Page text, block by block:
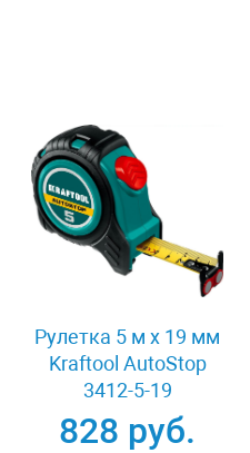
Рулетка 5 м x 19 мм
Kraftool AutoStop
3412-5-19
828 руб.